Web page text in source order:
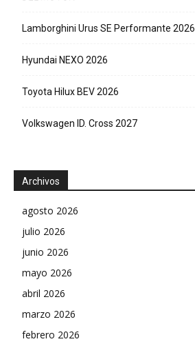
Lamborghini Urus SE Performante 2026
Hyundai NEXO 2026
Toyota Hilux BEV 2026
Volkswagen ID. Cross 2027
Archivos
agosto 2026
julio 2026
junio 2026
mayo 2026
abril 2026
marzo 2026
febrero 2026